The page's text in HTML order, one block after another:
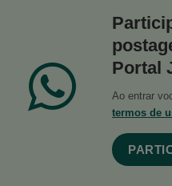
Portal
Ao entrar
termos de